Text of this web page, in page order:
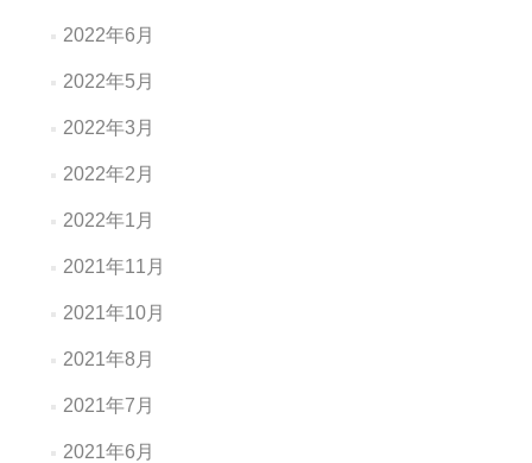
2022年6月
2022年5月
2022年3月
2022年2月
2022年1月
2021年11月
2021年10月
2021年8月
2021年7月
2021年6月